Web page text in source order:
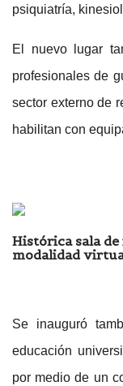
psiquiatría,
El nuevo lugar
profesionales de
sector externo de
habilitan con
Histórica sala
modalidad
Se inauguró
educación
por medio de un